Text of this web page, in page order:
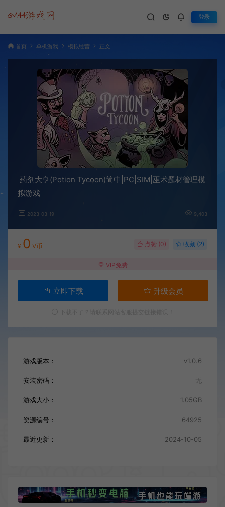
登录
首页 单机游戏 模拟经营 正文
药剂大亨(Potion Tycoon)简中|PC|SIM|巫术题材管理模
拟游戏
2023-03-19 9,403
¥ 0 V币 点赞 (0) 收藏 (2)
VIP免费
立即下载 升级会员
游戏版本： v1.0.6
安装密码： 无
游戏大小： 1.05GB
资源编号： 64925
最近更新： 2024-10-05